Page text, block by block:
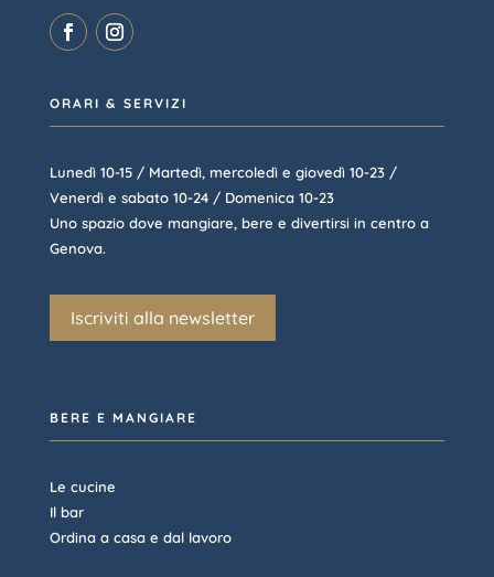
ORARI & SERVIZI
Lunedì 10-15 / Martedì, mercoledì e giovedì 10-23 /
Venerdì e sabato 10-24 / Domenica 10-23
Uno spazio dove mangiare, bere e divertirsi in centro a
Genova.
Iscriviti alla newsletter
BERE E MANGIARE
Le cucine
Il bar
Ordina a casa e dal lavoro